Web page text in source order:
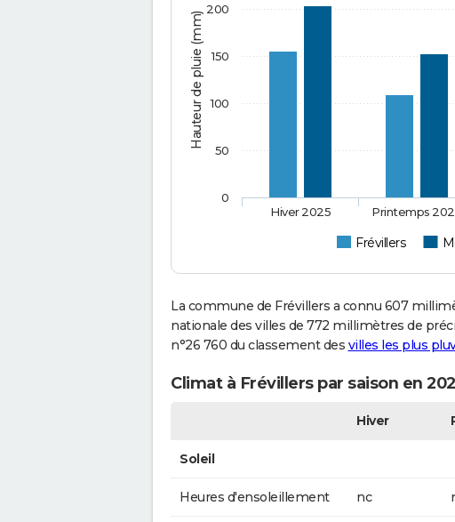
Hauteur de pluie (mm)
Frévillers
Hiver 2025 Printemps
0
50
100
150
200
La commune de Frévillers a connu 607
nationale des villes de 772 millimètres de
n°26 760 du classement des villes les plus
Climat à Frévillers par saison en
Hiver
Soleil
Heures d'ensoleillement nc